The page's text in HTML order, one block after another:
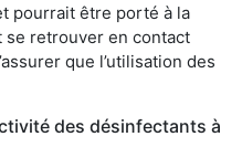
pourrait être porté à la
se retrouver en contact
que l’utilisation des
des désinfectants à